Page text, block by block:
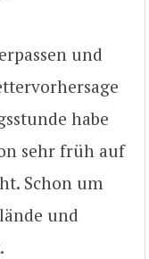
und
habe
sehr früh auf
Schon um
und